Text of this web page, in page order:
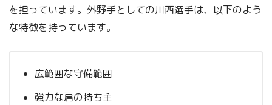
を担っています。外野手としての川西選手は、以下のよう
な特徴を持っています。
広範囲な守備範囲
強力な肩の持ち主